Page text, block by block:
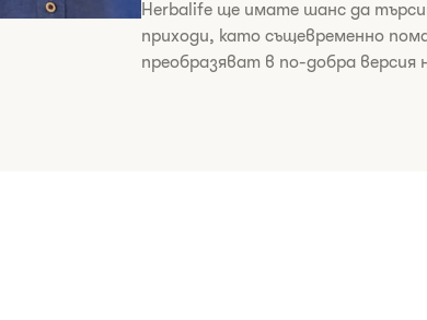
Herbalife ще имате шанс да
приходи, като същевременно
преобразяват в по-добра версия